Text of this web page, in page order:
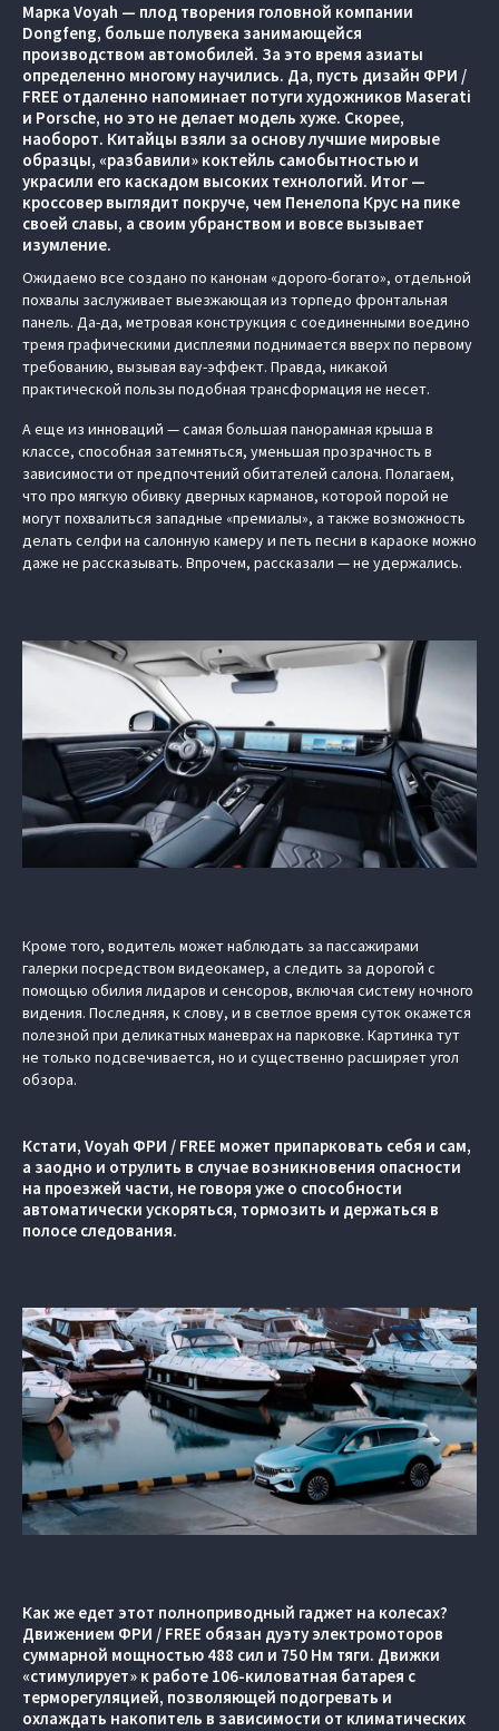
Марка Voyah — плод творения головной компании
Dongfeng, больше полувека занимающейся
производством автомобилей. За это время азиаты
определенно многому научились. Да, пусть дизайн ФРИ /
FREE отдаленно напоминает потуги художников Maserati
и Porsche, но это не делает модель хуже. Скорее,
наоборот. Китайцы взяли за основу лучшие мировые
образцы, «разбавили» коктейль самобытностью и
украсили его каскадом высоких технологий. Итог —
кроссовер выглядит покруче, чем Пенелопа Крус на пике
своей славы, а своим убранством и вовсе вызывает
изумление.
Ожидаемо все создано по канонам «дорого-богато», отдельной
похвалы заслуживает выезжающая из торпедо фронтальная
панель. Да-да, метровая конструкция с соединенными воедино
тремя графическими дисплеями поднимается вверх по первому
требованию, вызывая вау-эффект. Правда, никакой
практической пользы подобная трансформация не несет.
А еще из инноваций — самая большая панорамная крыша в
классе, способная затемняться, уменьшая прозрачность в
зависимости от предпочтений обитателей салона. Полагаем,
что про мягкую обивку дверных карманов, которой порой не
могут похвалиться западные «премиалы», а также возможность
делать селфи на салонную камеру и петь песни в караоке можно
даже не рассказывать. Впрочем, рассказали — не удержались.
Кроме того, водитель может наблюдать за пассажирами
галерки посредством видеокамер, а следить за дорогой с
помощью обилия лидаров и сенсоров, включая систему ночного
видения. Последняя, к слову, и в светлое время суток окажется
полезной при деликатных маневрах на парковке. Картинка тут
не только подсвечивается, но и существенно расширяет угол
обзора.
Кстати, Voyah ФРИ / FREE может припарковать себя и сам,
а заодно и отрулить в случае возникновения опасности
на проезжей части, не говоря уже о способности
автоматически ускоряться, тормозить и держаться в
полосе следования.
Как же едет этот полноприводный гаджет на колесах?
Движением ФРИ / FREE обязан дуэту электромоторов
суммарной мощностью 488 сил и 750 Нм тяги. Движки
«стимулирует» к работе 106-киловатная батарея с
терморегуляцией, позволяющей подогревать и
охлаждать накопитель в зависимости от климатических